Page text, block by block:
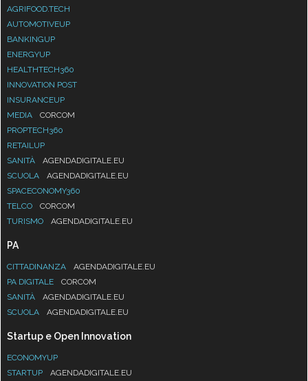
AGRIFOOD.TECH
AUTOMOTIVEUP
BANKINGUP
ENERGYUP
HEALTHTECH360
INNOVATION POST
INSURANCEUP
MEDIA
CORCOM
PROPTECH360
RETAILUP
SANITÀ
AGENDADIGITALE.EU
SCUOLA
AGENDADIGITALE.EU
SPACECONOMY360
TELCO
CORCOM
TURISMO
AGENDADIGITALE.EU
PA
CITTADINANZA
AGENDADIGITALE.EU
PA DIGITALE
CORCOM
SANITÀ
AGENDADIGITALE.EU
SCUOLA
AGENDADIGITALE.EU
Startup e Open Innovation
ECONOMYUP
STARTUP
AGENDADIGITALE.EU